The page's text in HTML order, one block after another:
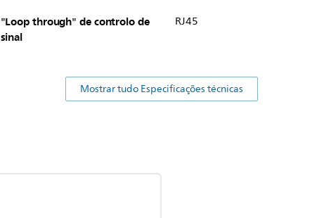
"Loop through" de controlo de
sinal
RJ45
Mostrar tudo Especificações técnicas